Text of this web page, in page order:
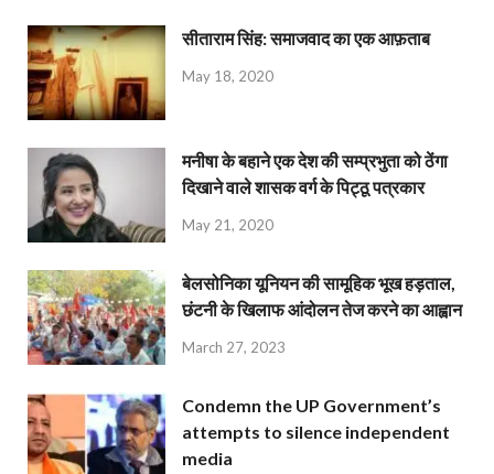
सीताराम सिंह: समाजवाद का एक आफ़ताब
May 18, 2020
मनीषा के बहाने एक देश की सम्प्रभुता को ठेंगा
दिखाने वाले शासक वर्ग के पिट्ठू पत्रकार
May 21, 2020
बेलसोनिका यूनियन की सामूहिक भूख हड़ताल,
छंटनी के खिलाफ आंदोलन तेज करने का आह्वान
March 27, 2023
Condemn the UP Government’s
attempts to silence independent
media